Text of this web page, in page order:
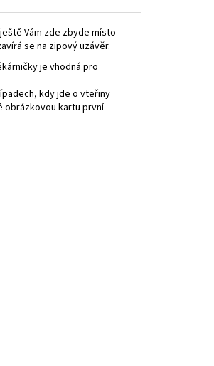
Vám zde zbyde místo
se na zipový uzávěr.
je vhodná pro
kdy jde o vteřiny
obrázkovou kartu první